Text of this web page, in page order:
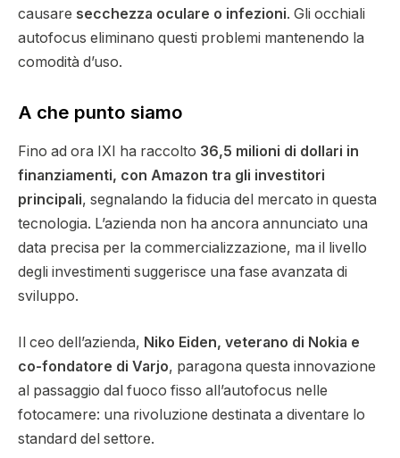
causare secchezza oculare o infezioni. Gli occhiali
autofocus eliminano questi problemi mantenendo la
comodità d’uso.
A che punto siamo
Fino ad ora IXI ha raccolto 36,5 milioni di dollari in
finanziamenti, con Amazon tra gli investitori
principali, segnalando la fiducia del mercato in questa
tecnologia. L’azienda non ha ancora annunciato una
data precisa per la commercializzazione, ma il livello
degli investimenti suggerisce una fase avanzata di
sviluppo.
Il ceo dell’azienda, Niko Eiden, veterano di Nokia e
co-fondatore di Varjo, paragona questa innovazione
al passaggio dal fuoco fisso all’autofocus nelle
fotocamere: una rivoluzione destinata a diventare lo
standard del settore.